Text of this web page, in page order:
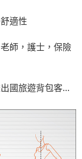
適性
師，護士，保險
國旅遊背包客...